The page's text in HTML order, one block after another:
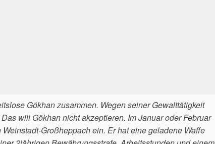
Gökhan zusammen. Wegen seiner Gewalttätigkeit
will Gökhan nicht akzeptieren. Im Januar oder Februar
Großheppach ein. Er hat eine geladene Waffe